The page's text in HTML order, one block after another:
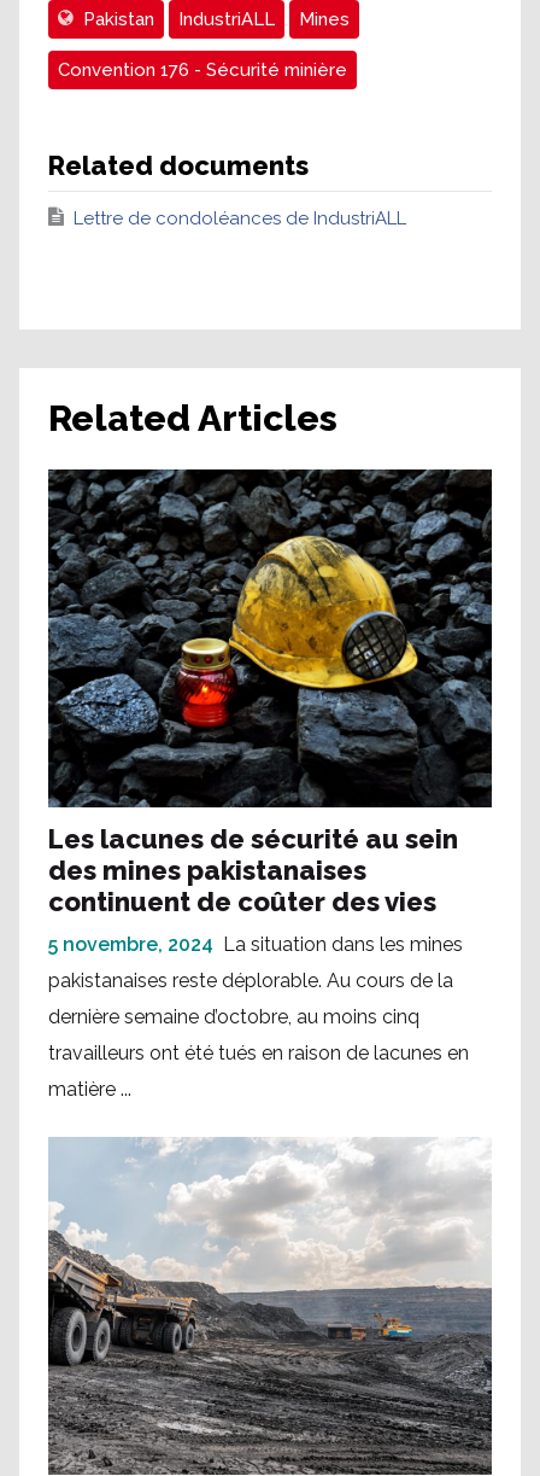
Pakistan IndustriALL Mines
Convention 176 - Sécurité minière
Related documents
Lettre de condoléances de IndustriALL
Related Articles
Les lacunes de sécurité au sein
des mines pakistanaises
continuent de coûter des vies
5 novembre, 2024 La situation dans les mines
pakistanaises reste déplorable. Au cours de la
dernière semaine d’octobre, au moins cinq
travailleurs ont été tués en raison de lacunes en
matière ...